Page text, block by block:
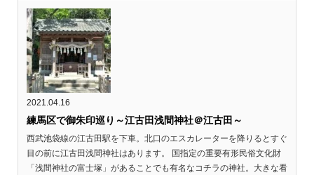
2021.04.16
練馬区で御朱印巡り～江古田浅間神社＠江古田～
西武池袋線の江古田駅を下車。北口のエスカレーターを降りるとすぐ
目の前に江古田浅間神社はあります。 国指定の重要有形民俗文化財
「浅間神社の富士塚」があることでも有名なコチラの神社。大きな看